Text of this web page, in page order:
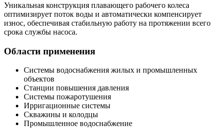
Уникальная конструкция плавающего рабочего колеса
оптимизирует поток воды и автоматически компенсирует
износ, обеспечивая стабильную работу на протяжении всего
срока службы насоса.
Области применения
Системы водоснабжения жилых и промышленных
объектов
Станции повышения давления
Системы пожаротушения
Ирригационные системы
Скважины и колодцы
Промышленное водоснабжение